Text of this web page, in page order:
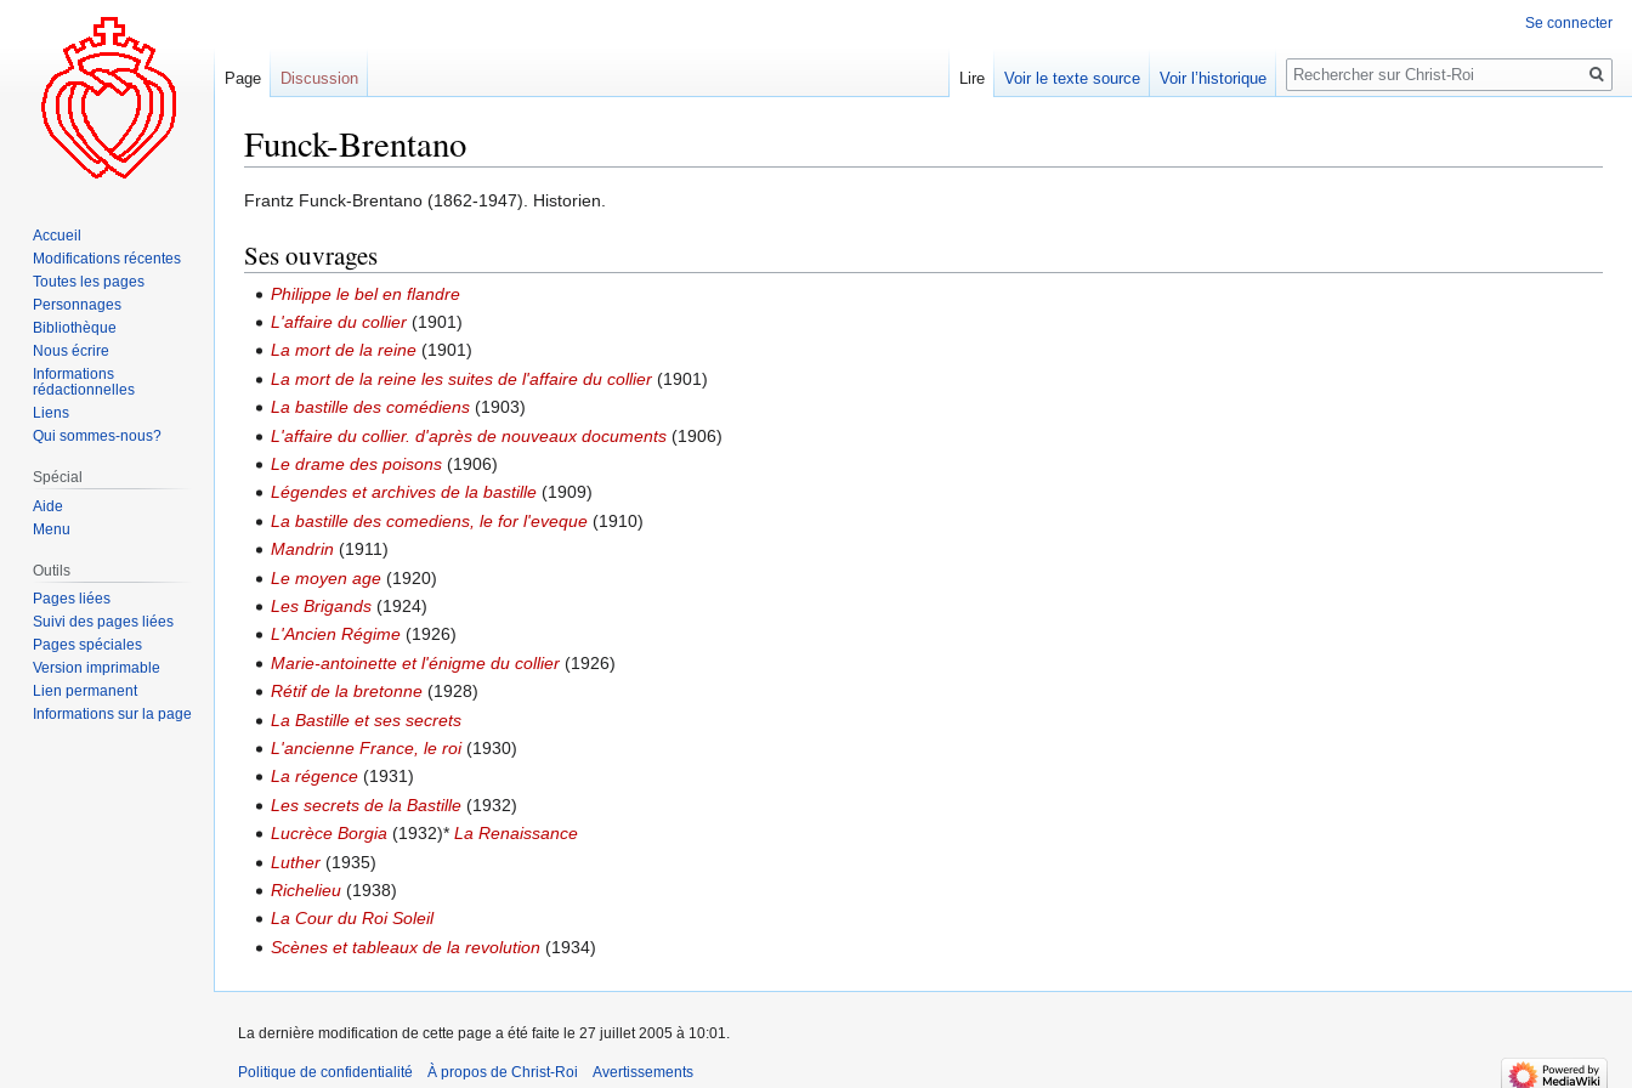
Funck-Brentano
Aller
la
navigation
Aller
la
recherche
Frantz Funck-Brentano (1862-1947). Historien.
Ses ouvrages
Philippe le bel en flandre
L'affaire du collier (1901)
La mort de la reine (1901)
La mort de la reine les suites de l'affaire du collier (1901)
La bastille des comédiens (1903)
L'affaire du collier. d'après de nouveaux documents (1906)
Le drame des poisons (1906)
Légendes et archives de la bastille (1909)
La bastille des comediens, le for l'eveque (1910)
Mandrin (1911)
Le moyen age (1920)
Les Brigands (1924)
L'Ancien Régime (1926)
Marie-antoinette et l'énigme du collier (1926)
Rétif de la bretonne (1928)
La Bastille et ses secrets
L'ancienne France, le roi(1930)
La régence(1931)
Les secrets de la Bastille (1932)
Lucrèce Borgia (1932)*La Renaissance
Luther (1935)
Richelieu (1938)
La Cour du Roi Soleil
Scènes et tableaux de la revolution (1934)
Se connecter
Page Discussion Lire Voir le texte source Voir l’historique
Rechercher
Accueil
Modifications récentes
Toutes les pages
Personnages
Bibliothèque
Nous écrire
Informations
rédactionnelles
Liens
Qui sommes-nous?
Spécial
Aide
Menu
Outils
Pages liées
Suivi des pages liées
Pages spéciales
Version imprimable
Lien permanent
Informations sur la page
La dernière modification de cette page a été faite le 27 juillet 2005 à 10:01.
Politique de confidentialité À propos de Christ-Roi Avertissements